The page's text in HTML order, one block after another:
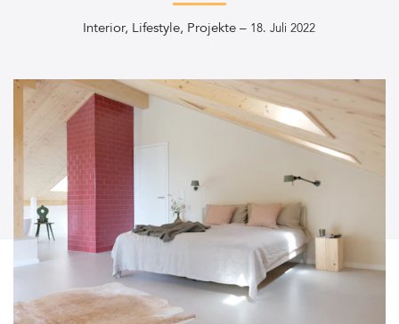
Interior, Lifestyle, Projekte – 18. Juli 2022